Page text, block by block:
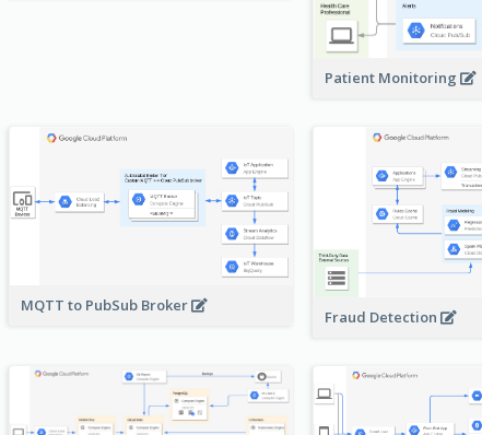
Patient Monitoring
MQTT to PubSub Broker
Fraud Detection